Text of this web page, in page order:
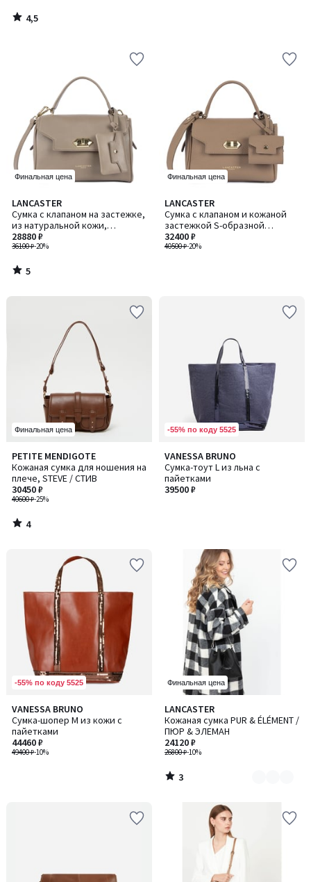
4,5
/
Финальная цена
LANCASTER
Сумка с клапаном на застежке,
из натуральной кожи,
MADEMOISELLE GRACE /
МАДЕМУАЗЕЛЬ ГРЕЙС
36100 ₽-20%
28880 ₽
5
/
5
5
/
Финальная цена
LANCASTER
Сумка с клапаном и кожаной
застежкой S-образной
формы, TORO GRACE / ТОРО
ГРЕЙС
40500 ₽-20%
32400 ₽
Финальная цена
PETITE MENDIGOTE
Кожаная сумка для ношения на
плече, STEVE / СТИВ
40600 ₽-25%
30450 ₽
4
/
5
4
/
-55% по коду 5525
VANESSA BRUNO
Сумка-тоут L из льна с
пайетками
39500 ₽
-55% по коду 5525
VANESSA BRUNO
Сумка-шопер M из кожи с
пайетками
49400 ₽-10%
44460 ₽
Финальная цена
LANCASTER
Кожаная сумка PUR & ÉLÉMENT /
ПЮР & ЭЛЕМАН
26800 ₽-10%
24120 ₽
3
/
5
Количество
цветов:
2
3
/